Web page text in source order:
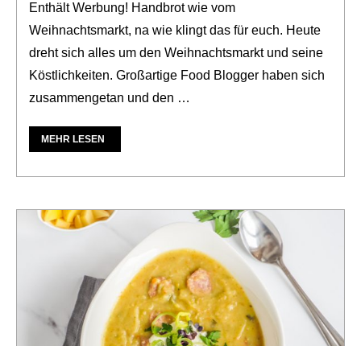
Enthält Werbung! Handbrot wie vom
Weihnachtsmarkt, na wie klingt das für euch. Heute
dreht sich alles um den Weihnachtsmarkt und seine
Köstlichkeiten. Großartige Food Blogger haben sich
zusammengetan und den …
MEHR LESEN